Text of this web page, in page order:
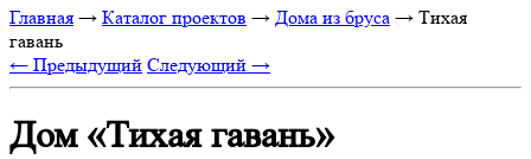
Главная → Каталог проектов → Дома из бруса → Тихая
гавань
← Предыдущий Следующий →
Дом «Тихая гавань»